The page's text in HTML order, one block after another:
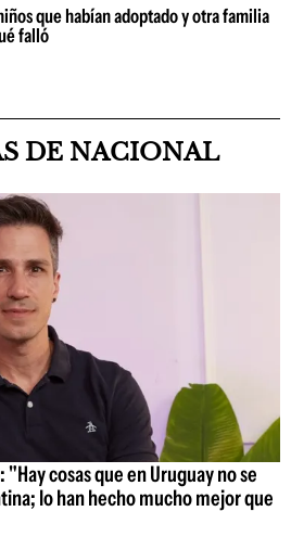
que habían adoptado y otra familia
falló
DE NACIONAL
cosas que en Uruguay no se
lo han hecho mucho mejor que